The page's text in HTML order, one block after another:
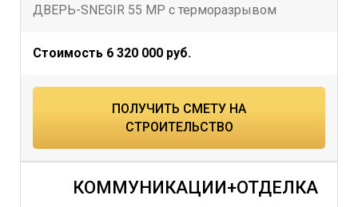
ДВЕРЬ-SNEGIR 55 MP с терморазрывом
Стоимость 6 320 000 руб.
ПОЛУЧИТЬ СМЕТУ НА
СТРОИТЕЛЬСТВО
КОММУНИКАЦИИ+ОТДЕЛКА